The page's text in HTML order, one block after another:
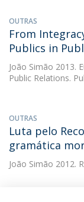
OUTRAS
From
Publics in
João Simão 2013.
Public Relations.
OUTRAS
Luta pelo
gramática
João Simão 2012.